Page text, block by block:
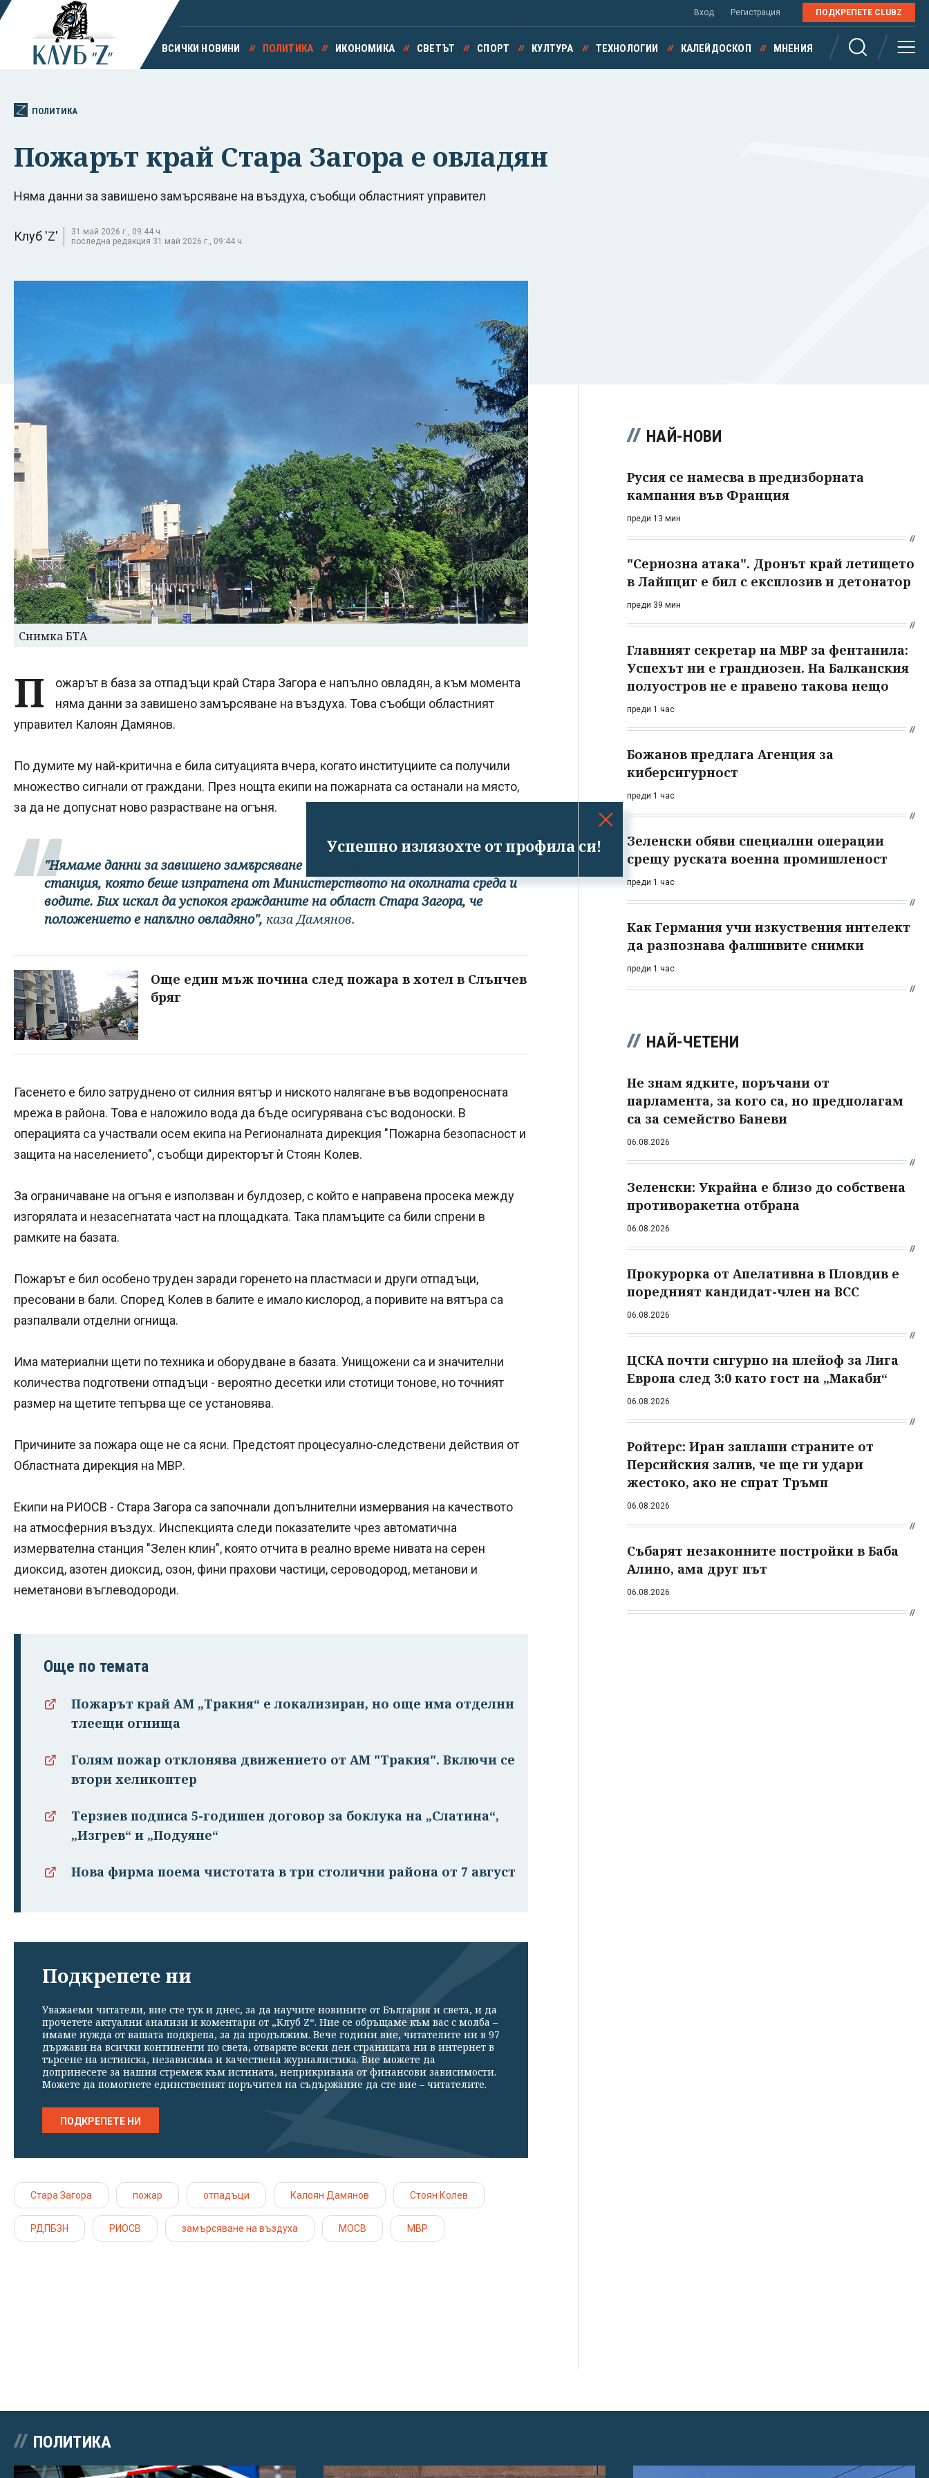
Успешно излязохте от профила си!
Вход Регистрация ПОДКРЕПЕТЕ CLUBZ
ВСИЧКИ НОВИНИ ПОЛИТИКА ИКОНОМИКА СВЕТЪТ СПОРТ КУЛТУРА ТЕХНОЛОГИИ КАЛЕЙДОСКОП МНЕНИЯ
ПОЛИТИКА
Пожарът край Стара Загора е овладян
Няма данни за завишено замърсяване на въздуха, съобщи областният управител
Клуб 'Z'
31 май 2026 г., 09:44 ч.
последна редакция 31 май 2026 г., 09:44 ч.
Снимка БТА
П
ожарът в база за отпадъци край Стара Загора е напълно овладян, а към момента
няма данни за завишено замърсяване на въздуха. Това съобщи областният
управител Калоян Дамянов.
По думите му най-критична е била ситуацията вчера, когато институциите са получили
множество сигнали от граждани. През нощта екипи на пожарната са останали на място,
за да не допуснат ново разрастване на огъня.
"Нямаме данни за завишено замърсяване на въздуха от подвижната
станция, която беше изпратена от Министерството на околната среда и
водите. Бих искал да успокоя гражданите на област Стара Загора, че
положението е напълно овладяно", каза Дамянов.
Още един мъж почина след пожара в хотел в Слънчев
бряг
Гасенето е било затруднено от силния вятър и ниското налягане във водопреносната
мрежа в района. Това е наложило вода да бъде осигурявана със водоноски. В
операцията са участвали осем екипа на Регионалната дирекция "Пожарна безопасност и
защита на населението", съобщи директорът ѝ Стоян Колев.
За ограничаване на огъня е използван и булдозер, с който е направена просека между
изгорялата и незасегнатата част на площадката. Така пламъците са били спрени в
рамките на базата.
Пожарът е бил особено труден заради горенето на пластмаси и други отпадъци,
пресовани в бали. Според Колев в балите е имало кислород, а поривите на вятъра са
разпалвали отделни огнища.
Има материални щети по техника и оборудване в базата. Унищожени са и значителни
количества подготвени отпадъци - вероятно десетки или стотици тонове, но точният
размер на щетите тепърва ще се установява.
Причините за пожара още не са ясни. Предстоят процесуално-следствени действия от
Областната дирекция на МВР.
Екипи на РИОСВ - Стара Загора са започнали допълнителни измервания на качеството
на атмосферния въздух. Инспекцията следи показателите чрез автоматична
измервателна станция "Зелен клин", която отчита в реално време нивата на серен
диоксид, азотен диоксид, озон, фини прахови частици, сероводород, метанови и
неметанови въглеводороди.
Още по темата
Пожарът край АМ „Тракия“ е локализиран, но още има отделни
тлеещи огнища
Голям пожар отклонява движението от АМ "Тракия". Включи се
втори хеликоптер
Терзиев подписа 5-годишен договор за боклука на „Слатина“,
„Изгрев“ и „Подуяне“
Нова фирма поема чистотата в три столични района от 7 август
Подкрепете ни
Уважаеми читатели, вие сте тук и днес, за да научите новините от България и света, и да
прочетете актуални анализи и коментари от „Клуб Z“. Ние се обръщаме към вас с молба –
имаме нужда от вашата подкрепа, за да продължим. Вече години вие, читателите ни в 97
държави на всички континенти по света, отваряте всеки ден страницата ни в интернет в
търсене на истинска, независима и качествена журналистика. Вие можете да
допринесете за нашия стремеж към истината, неприкривана от финансови зависимости.
Можете да помогнете единственият поръчител на съдържание да сте вие – читателите.
ПОДКРЕПЕТЕ НИ
Стара Загора пожар отпадъци Калоян Дамянов Стоян Колев
РДПБЗН РИОСВ замърсяване на въздуха МОСВ МВР
НАЙ-НОВИ
Русия се намесва в предизборната
кампания във Франция
преди 13 мин
"Сериозна атака". Дронът край летището
в Лайпциг е бил с експлозив и детонатор
преди 39 мин
Главният секретар на МВР за фентанила:
Успехът ни е грандиозен. На Балканския
полуостров не е правено такова нещо
преди 1 час
Божанов предлага Агенция за
киберсигурност
преди 1 час
Зеленски обяви специални операции
срещу руската военна промишленост
преди 1 час
Как Германия учи изкуствения интелект
да разпознава фалшивите снимки
преди 1 час
НАЙ-ЧЕТЕНИ
Не знам ядките, поръчани от
парламента, за кого са, но предполагам
са за семейство Баневи
06.08.2026
Зеленски: Украйна е близо до собствена
противоракетна отбрана
06.08.2026
Прокурорка от Апелативна в Пловдив е
поредният кандидат-член на ВСС
06.08.2026
ЦСКА почти сигурно на плейоф за Лига
Европа след 3:0 като гост на „Макаби“
06.08.2026
Ройтерс: Иран заплаши страните от
Персийския залив, че ще ги удари
жестоко, ако не спрат Тръмп
06.08.2026
Събарят незаконните постройки в Баба
Алино, ама друг път
06.08.2026
ПОЛИТИКА